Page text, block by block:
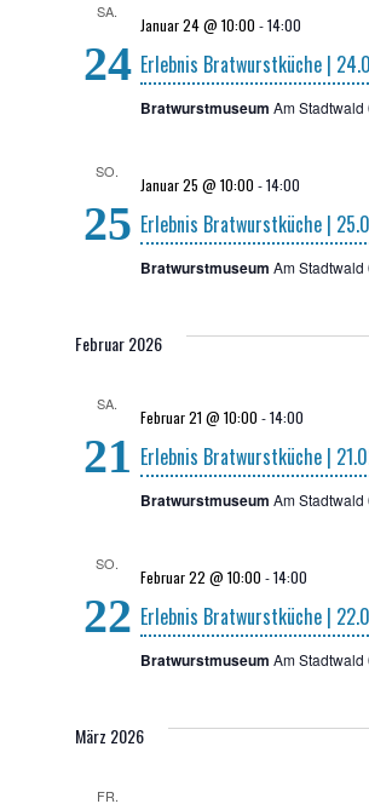
SA.
24 Erleb­nis Brat­wurst­kü­che |
Januar 24 @ 10:00 -14:00
Bratwurstmuseum Am
SO.
25 Erleb­nis Brat­wurst­kü­che |
Januar 25 @ 10:00 -14:00
Bratwurstmuseum Am
Februar 2026
SA.
21 Erleb­nis Brat­wurst­kü­che |
Februar 21 @ 10:00 -14:00
Bratwurstmuseum Am
SO.
22 Erleb­nis Brat­wurst­kü­che |
Februar 22 @ 10:00 -14:00
Bratwurstmuseum Am
März 2026
FR.